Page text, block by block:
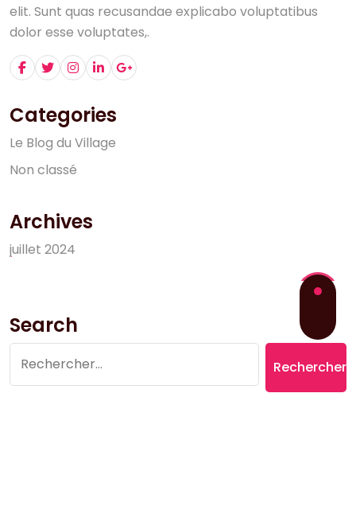
elit. Sunt quas recusandae explicabo voluptatibus
dolor esse voluptates,.
Categories
Le Blog du Village
Non classé
Archives
juillet 2024
Search